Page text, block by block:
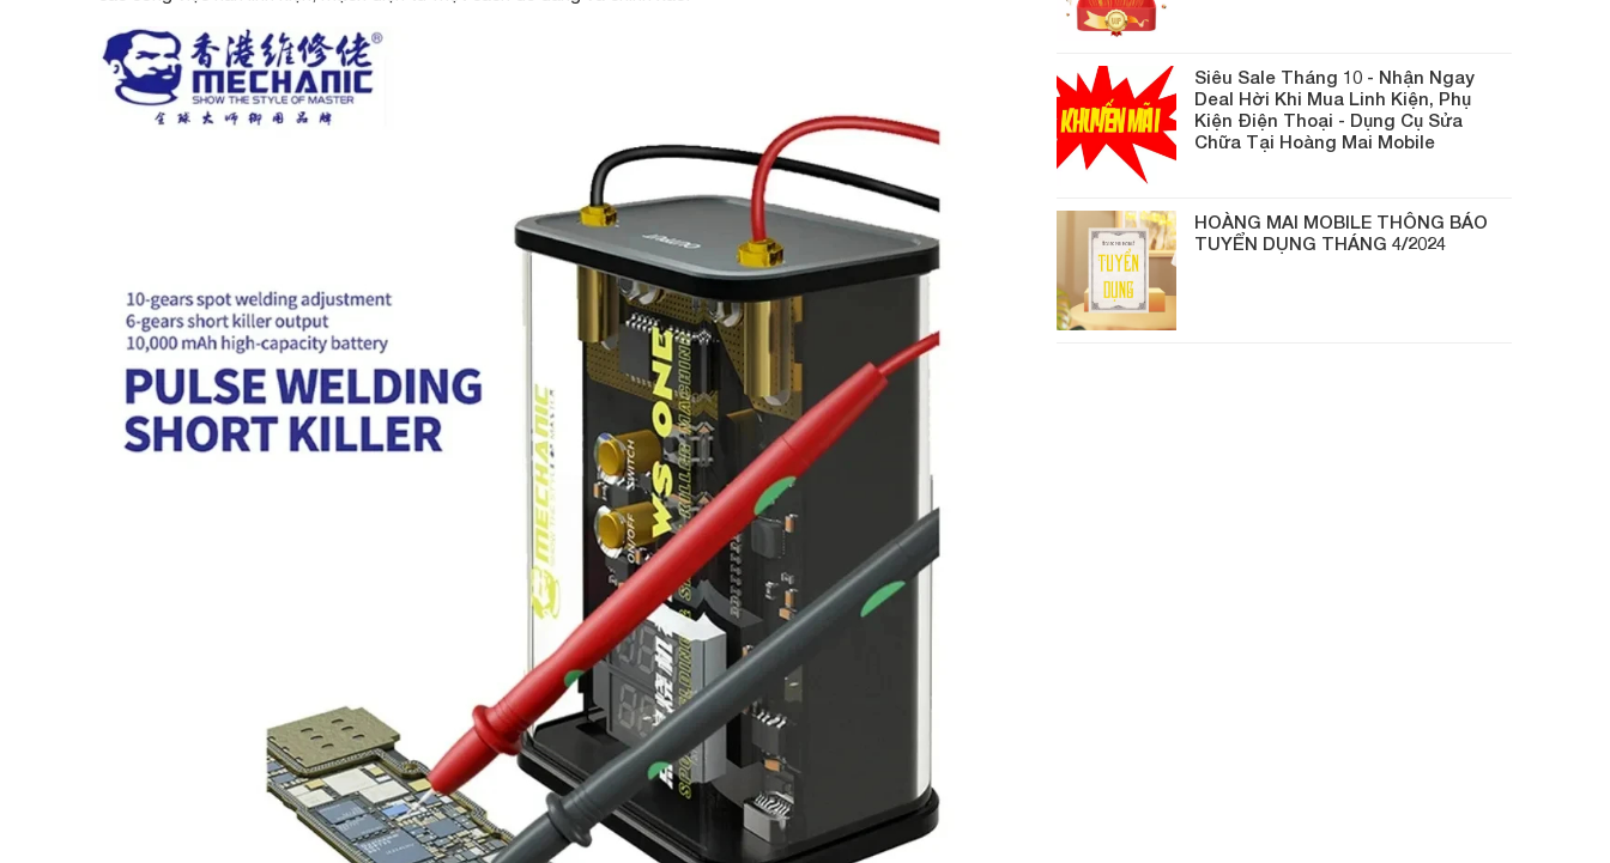
Siêu Sale Tháng 10 - Nhận Ngay
Deal Hời Khi Mua Linh Kiện, Phụ
Kiện Điện Thoại - Dụng Cụ Sửa
Chữa Tại Hoàng Mai Mobile
HOÀNG MAI MOBILE THÔNG BÁO
TUYỂN DỤNG THÁNG 4/2024